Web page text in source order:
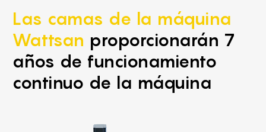
Las camas de la máquina
Wattsan proporcionarán 7
años de funcionamiento
continuo de la máquina